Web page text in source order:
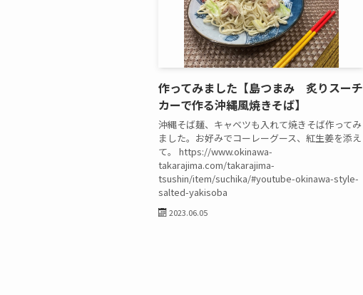
作ってみました【島つまみ 炙りスーチ
カーで作る沖縄風焼きそば】
沖縄そば麺、キャベツも入れて焼きそば作ってみ
ました。お好みでコーレーグース、紅生姜を添え
て。 https://www.okinawa-
takarajima.com/takarajima-
tsushin/item/suchika/#youtube-okinawa-style-
salted-yakisoba
2023.06.05